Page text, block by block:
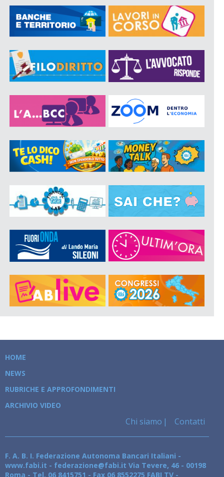
HOME
NEWS
RUBRICHE E APPROFONDIMENTI
ARCHIVIO VIDEO
Chi siamo Contatti
F. A. B. I. Federazione Autonoma Bancari Italiani -
www.fabi.it - federazione@fabi.it Via Tevere, 46 - 00198
Roma - Tel. 06 8415751 - Fax 06 8552275 FABI TV -